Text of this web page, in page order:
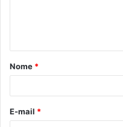
á
r
*
Nome *
E-mail *